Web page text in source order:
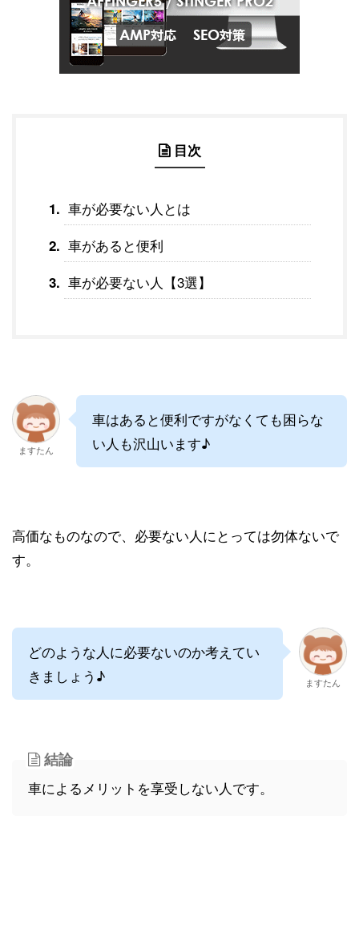
目次
車が必要ない人とは
車があると便利
車が必要ない人【3選】
ますたん
車はあると便利ですがなくても困らな
い人も沢山います♪
高価なものなので、必要ない人にとっては勿体ないで
す。
どのような人に必要ないのか考えてい
きましょう♪
ますたん
結論
車によるメリットを享受しない人です。